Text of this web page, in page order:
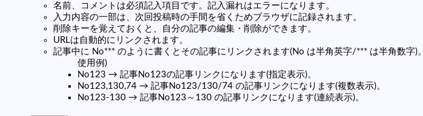
名前、コメントは必須記入項目です。記入漏れはエラーになります。
入力内容の一部は、次回投稿時の手間を省くためブラウザに記録されます。
削除キーを覚えておくと、自分の記事の編集・削除ができます。
URLは自動的にリンクされます。
記事中に No*** のように書くとその記事にリンクされます(No は半角英字/*** は半角数字)。
使用例)
No123 → 記事No123の記事リンクになります(指定表示)。
No123,130,74 → 記事No123/130/74 の記事リンクになります(複数表示)。
No123-130 → 記事No123～130 の記事リンクになります(連続表示)。